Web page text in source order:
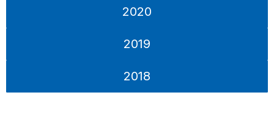
2020
2019
2018